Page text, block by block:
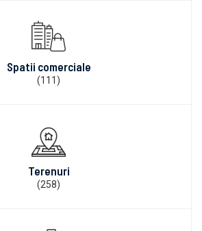
Spatii comerciale
(111)
Terenuri
(258)